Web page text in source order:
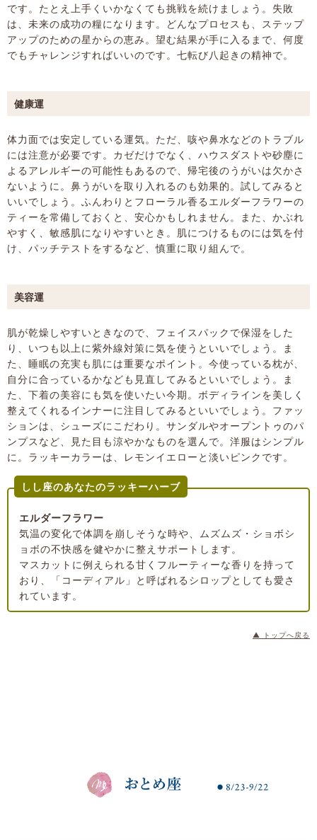
です。たとえ上手くいかなくても挑戦を続けましょう。失敗
は、未来の成功の糧になります。どんなプロセスも、ステップ
アップのための星からの恵み。望む結果が手に入るまで、何度
でもチャレンジすればいいのです。七転び八起きの精神で。
健康運
体力面では安定している運気。ただ、咳や鼻水などのトラブル
には注意が必要です。カゼだけでなく、ハウスダストや砂塵に
よるアレルギーの可能性もあるので、帰宅後のうがいは欠かさ
ないように。鼻うがいを取り入れるのも効果的。試してみると
いいでしょう。ふんわりとフローラル香るエルダーフラワーの
ティーを常備しておくと、安心かもしれません。また、かぶれ
やすく、敏感肌になりやすいとき。肌につけるものには気を付
け、パッチテストをするなど、慎重に取り組んで。
美容運
肌が乾燥しやすいときなので、フェイスパックで保湿をした
り、いつも以上に紫外線対策に気を使うといいでしょう。ま
た、睡眠の充実も肌には重要なポイント。今使っている枕が、
自分に合っているかなども見直してみるといいでしょう。ま
た、下着の美容にも気を使いたい今期。ボディラインを美しく
整えてくれるインナーに注目してみるといいでしょう。ファッ
ションは、シューズにこだわり。サンダルやオープントゥのパ
ンプスなど、見た目も涼やかなものを選んで。洋服はシンプル
に。ラッキーカラーは、レモンイエローと淡いピンクです。
しし座のあなたのラッキーハーブ
エルダーフラワー
気温の変化で体調を崩しそうな時や、ムズムズ・ショボシ
ョボの不快感を健やかに整えサポートします。
マスカットに例えられる甘くフルーティーな香りを持って
おり、「コーディアル」と呼ばれるシロップとしても愛さ
れています。
▲ トップへ戻る